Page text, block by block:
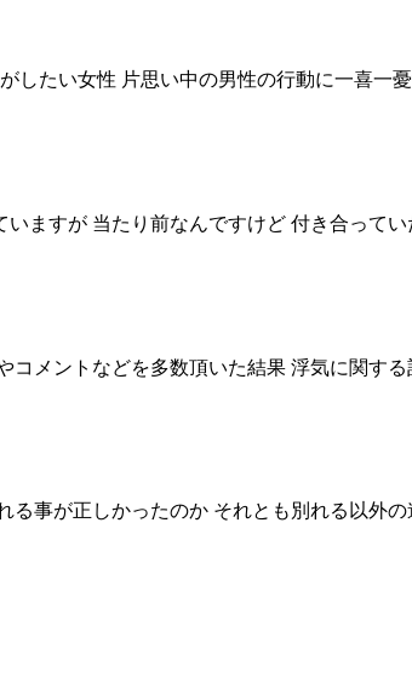
したい女性 片思い中の男性の行動に一喜一
ますが 当たり前なんですけど 付き合ってい
メントなどを多数頂いた結果 浮気に関す
事が正しかったのか それとも別れる以外